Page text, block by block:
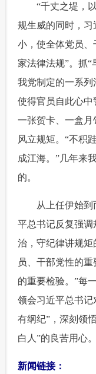
“千丈之堤，以
规生威的同时，习
小，使全体党员、
家法律法规”。抓“
我党制定的一系列
使得官员自此心中
一张贺卡、一盒月
风立规矩。“不积
成江海。”几年来
的。
从上任伊始到
平总书记反复强
治，守纪律讲规矩
员、干部党性的
的重要检验。”每
领会习近平总书记
有纲纪”，深刻领
白人”的良苦用心
新闻链接：